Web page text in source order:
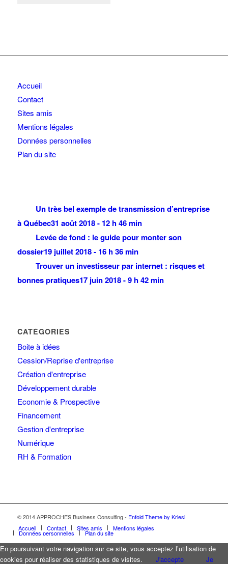
Accueil
Contact
Sites amis
Mentions légales
Données personnelles
Plan du site
Un très bel exemple de transmission d’entreprise
à Québec31 août 2018 - 12 h 46 min
Levée de fond : le guide pour monter son
dossier19 juillet 2018 - 16 h 36 min
Trouver un investisseur par internet : risques et
bonnes pratiques17 juin 2018 - 9 h 42 min
CATÉGORIES
Boite à idées
Cession/Reprise d'entreprise
Création d'entreprise
Développement durable
Economie & Prospective
Financement
Gestion d'entreprise
Numérique
RH & Formation
© 2014 APPROCHES Business Consulting - Enfold Theme by Kriesi
Accueil
Contact Sites amis Mentions légales
Données personnelles Plan du site
En poursuivant votre navigation sur ce site, vous acceptez l’utilisation de
cookies pour réaliser des statistiques de visites.
J'accepte Je